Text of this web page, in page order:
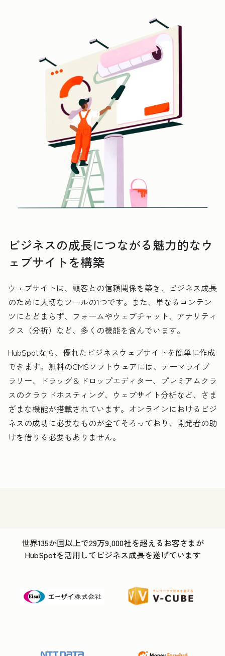
ビジネスの成長につながる魅力的なウ
ェブサイトを構築
ウェブサイトは、顧客との信頼関係を築き、ビジネス成長
のために大切なツールの1つです。また、単なるコンテン
ツにとどまらず、フォームやウェブチャット、アナリティ
クス（分析）など、多くの機能を含んでいます。
HubSpotなら、優れたビジネスウェブサイトを簡単に作成
できます。無料のCMSソフトウェアには、テーマライブ
ラリー、ドラッグ＆ドロップエディター、プレミアムクラ
スのクラウドホスティング、ウェブサイト分析など、さま
ざまな機能が搭載されています。オンラインにおけるビジ
ネスの成功に必要なものが全てそろっており、開発者の助
けを借りる必要もありません。
世界135か国以上で29万9,000社を超えるお客さまが
HubSpotを活用してビジネス成長を遂げています